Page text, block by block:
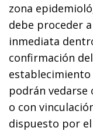
zona
debe proceder
inmediata
confirmación
podrán
o con
dispuesto por el